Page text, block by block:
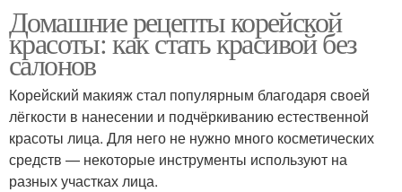
Домашние рецепты корейской
красоты: как стать красивой без
салонов
Корейский макияж стал популярным благодаря своей
лёгкости в нанесении и подчёркиванию естественной
красоты лица. Для него не нужно много косметических
средств — некоторые инструменты используют на
разных участках лица.